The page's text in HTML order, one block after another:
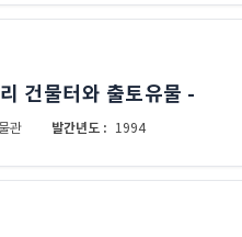
건물터와 출토유물 -
관 발간년도 : 1994